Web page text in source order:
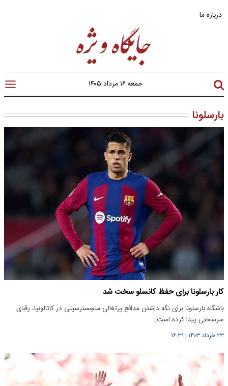
درباره ما
جمعه ۱۶ مرداد ۱۴۰۵
بارسلونا
کار بارسلونا برای حفظ کانسلو سخت شد
باشگاه بارسلونا برای نگه داشتن مدافع پرتغالی منچسترسیتی در کاتالونیا، رقبای
سرسختی پیدا کرده است.
۲۳ خرداد ۱۴۰۳ | ۱۶:۳۱